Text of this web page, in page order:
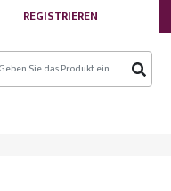
REGISTRIEREN